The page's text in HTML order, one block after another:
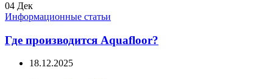
04 Дек
Информационные статьи
Где производится Aquafloor?
18.12.2025